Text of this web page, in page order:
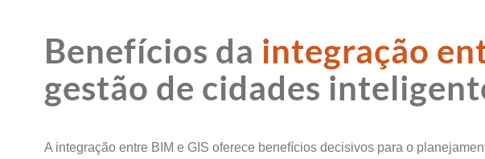
Benefícios da integração
gestão de cidades
A integração entre BIM e GIS oferece benefícios decisivos para o